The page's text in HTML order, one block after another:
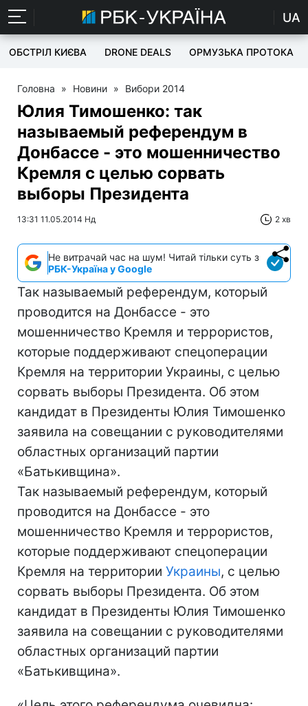
UA
ОБСТРІЛ КИЄВА DRONE DEALS ОРМУЗЬКА ПРОТОКА
Головна » Новини » Вибори 2014
Юлия Тимошенко: так
называемый референдум в
Донбассе - это мошенничество
Кремля с целью сорвать
выборы Президента
13:31 11.05.2014 Нд 2 хв
Не витрачай час на шум! Читай тільки суть з
РБК-Україна у Google
Так называемый референдум, который
проводится на Донбассе - это
мошенничество Кремля и террористов,
которые поддерживают спецоперации
Кремля на территории Украины, с целью
сорвать выборы Президента. Об этом
кандидат в Президенты Юлия Тимошенко
заявила на совещании с руководителями
областных организаций партии
«Батькивщина».
Так называемый референдум, который
проводится на Донбассе - это
мошенничество Кремля и террористов,
которые поддерживают спецоперации
Кремля на территории Украины, с целью
сорвать выборы Президента. Об этом
кандидат в Президенты Юлия Тимошенко
заявила на совещании с руководителями
областных организаций партии
«Батькивщина».